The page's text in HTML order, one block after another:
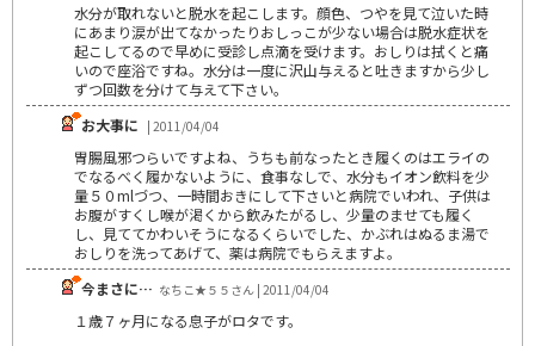
水分が取れないと脱水を起こします。顔色、つやを見て泣いた時
にあまり涙が出てなかったりおしっこが少ない場合は脱水症状を
起こしてるので早めに受診し点滴を受けます。おしりは拭くと痛
いので座浴ですね。水分は一度に沢山与えると吐きますから少し
ずつ回数を分けて与えて下さい。
お大事に | 2011/04/04
胃腸風邪つらいですよね、うちも前なったとき履くのはエライの
でなるべく履かないように、食事なしで、水分もイオン飲料を少
量５０mlづつ、一時間おきにして下さいと病院でいわれ、子供は
お腹がすくし喉が渇くから飲みたがるし、少量のませても履く
し、見ててかわいそうになるくらいでした、かぶれはぬるま湯で
おしりを洗ってあげて、薬は病院でもらえますよ。
今まさに… なちこ★５５さん | 2011/04/04
１歳７ヶ月になる息子がロタです。